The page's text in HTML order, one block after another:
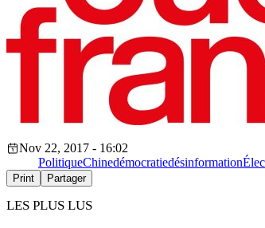
Nov 22, 2017 - 16:02
PolitiqueChinedémocratiedésinformation
Print Partager
LES PLUS LUS